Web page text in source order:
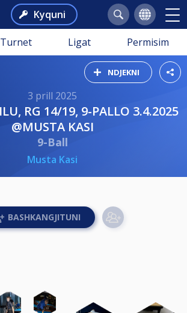
Kyquni
Turnet Ligat Permisim
NDJEKNI
3 prill 2025
@MUSTA KASI
9-Ball
Musta Kasi